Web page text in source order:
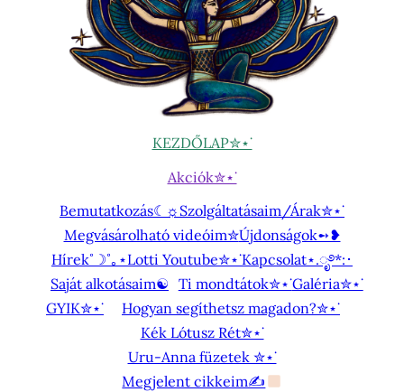
KEZDŐLAP✮⋆˙
Akciók✮⋆˙
Bemutatkozás☾☼ Szolgáltatásaim/Árak✮⋆˙
Megvásárolható videóim✮Újdonságok➻❥
Hírek˚☽˚｡⋆Lotti Youtube✮⋆˙Kapcsolat⋆.ೃ࿔*:･
Saját alkotásaim☯︎ Ti mondtátok✮⋆˙Galéria✮⋆˙
GYIK✮⋆˙
Hogyan segíthetsz magadon?✮⋆˙
Kék Lótusz Rét✮⋆˙
Uru-Anna füzetek ✮⋆˙
Megjelent cikkeim✍